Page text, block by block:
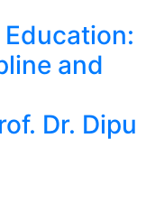
and
Dr. Dipu